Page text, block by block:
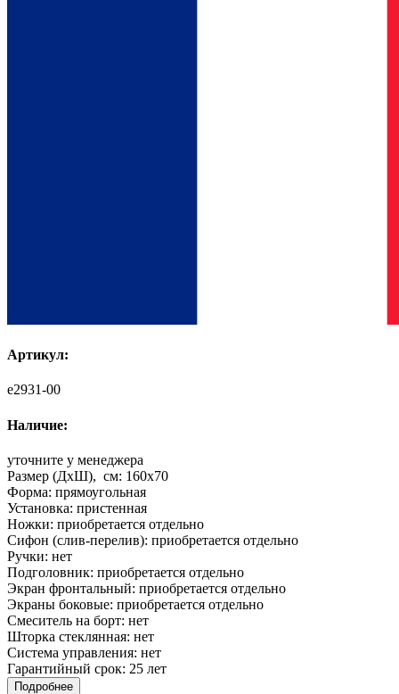
Артикул:
e2931-00
Наличие:
уточните у менеджера
Размер (ДхШ), см: 160x70
Форма: прямоугольная
Установка: пристенная
Ножки: приобретается отдельно
Сифон (слив-перелив): приобретается отдельно
Ручки: нет
Подголовник: приобретается отдельно
Экран фронтальный: приобретается отдельно
Экраны боковые: приобретается отдельно
Смеситель на борт: нет
Шторка стеклянная: нет
Система управления: нет
Гарантийный срок: 25 лет
Подробнее